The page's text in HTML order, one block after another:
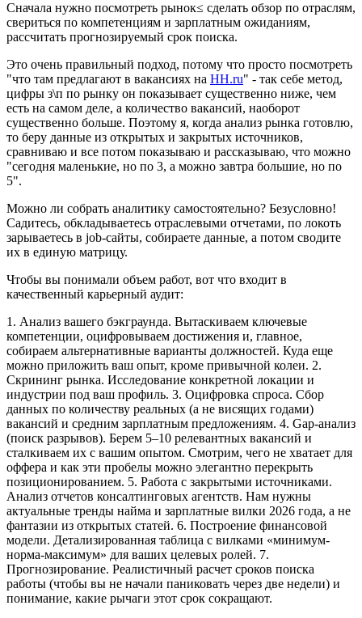
Сначала нужно посмотреть рынок≤ сделать обзор по отраслям,
свериться по компетенциям и зарплатным ожиданиям,
рассчитать прогнозируемый срок поиска.
Это очень правильный подход, потому что просто посмотреть
"что там предлагают в вакансиях на HH.ru" - так себе метод,
цифры з\п по рынку он показывает существенно ниже, чем
есть на самом деле, а количество вакансий, наоборот
существенно больше. Поэтому я, когда анализ рынка готовлю,
то беру данные из открытых и закрытых источников,
сравниваю и все потом показываю и рассказываю, что можно
"сегодня маленькие, но по 3, а можно завтра большие, но по
5".
Можно ли собрать аналитику самостоятельно? Безусловно!
Садитесь, обкладываетесь отраслевыми отчетами, по локоть
зарываетесь в job-сайты, собираете данные, а потом сводите
их в единую матрицу.
Чтобы вы понимали объем работ, вот что входит в
качественный карьерный аудит:
1. Анализ вашего бэкграунда. Вытаскиваем ключевые
компетенции, оцифровываем достижения и, главное,
собираем альтернативные варианты должностей. Куда еще
можно приложить ваш опыт, кроме привычной колеи. 2.
Скрининг рынка. Исследование конкретной локации и
индустрии под ваш профиль. 3. Оцифровка спроса. Сбор
данных по количеству реальных (а не висящих годами)
вакансий и средним зарплатным предложениям. 4. Gap-анализ
(поиск разрывов). Берем 5–10 релевантных вакансий и
сталкиваем их с вашим опытом. Смотрим, чего не хватает для
оффера и как эти пробелы можно элегантно перекрыть
позиционированием. 5. Работа с закрытыми источниками.
Анализ отчетов консалтинговых агентств. Нам нужны
актуальные тренды найма и зарплатные вилки 2026 года, а не
фантазии из открытых статей. 6. Построение финансовой
модели. Детализированная таблица с вилками «минимум-
норма-максимум» для ваших целевых ролей. 7.
Прогнозирование. Реалистичный расчет сроков поиска
работы (чтобы вы не начали паниковать через две недели) и
понимание, какие рычаги этот срок сокращают.